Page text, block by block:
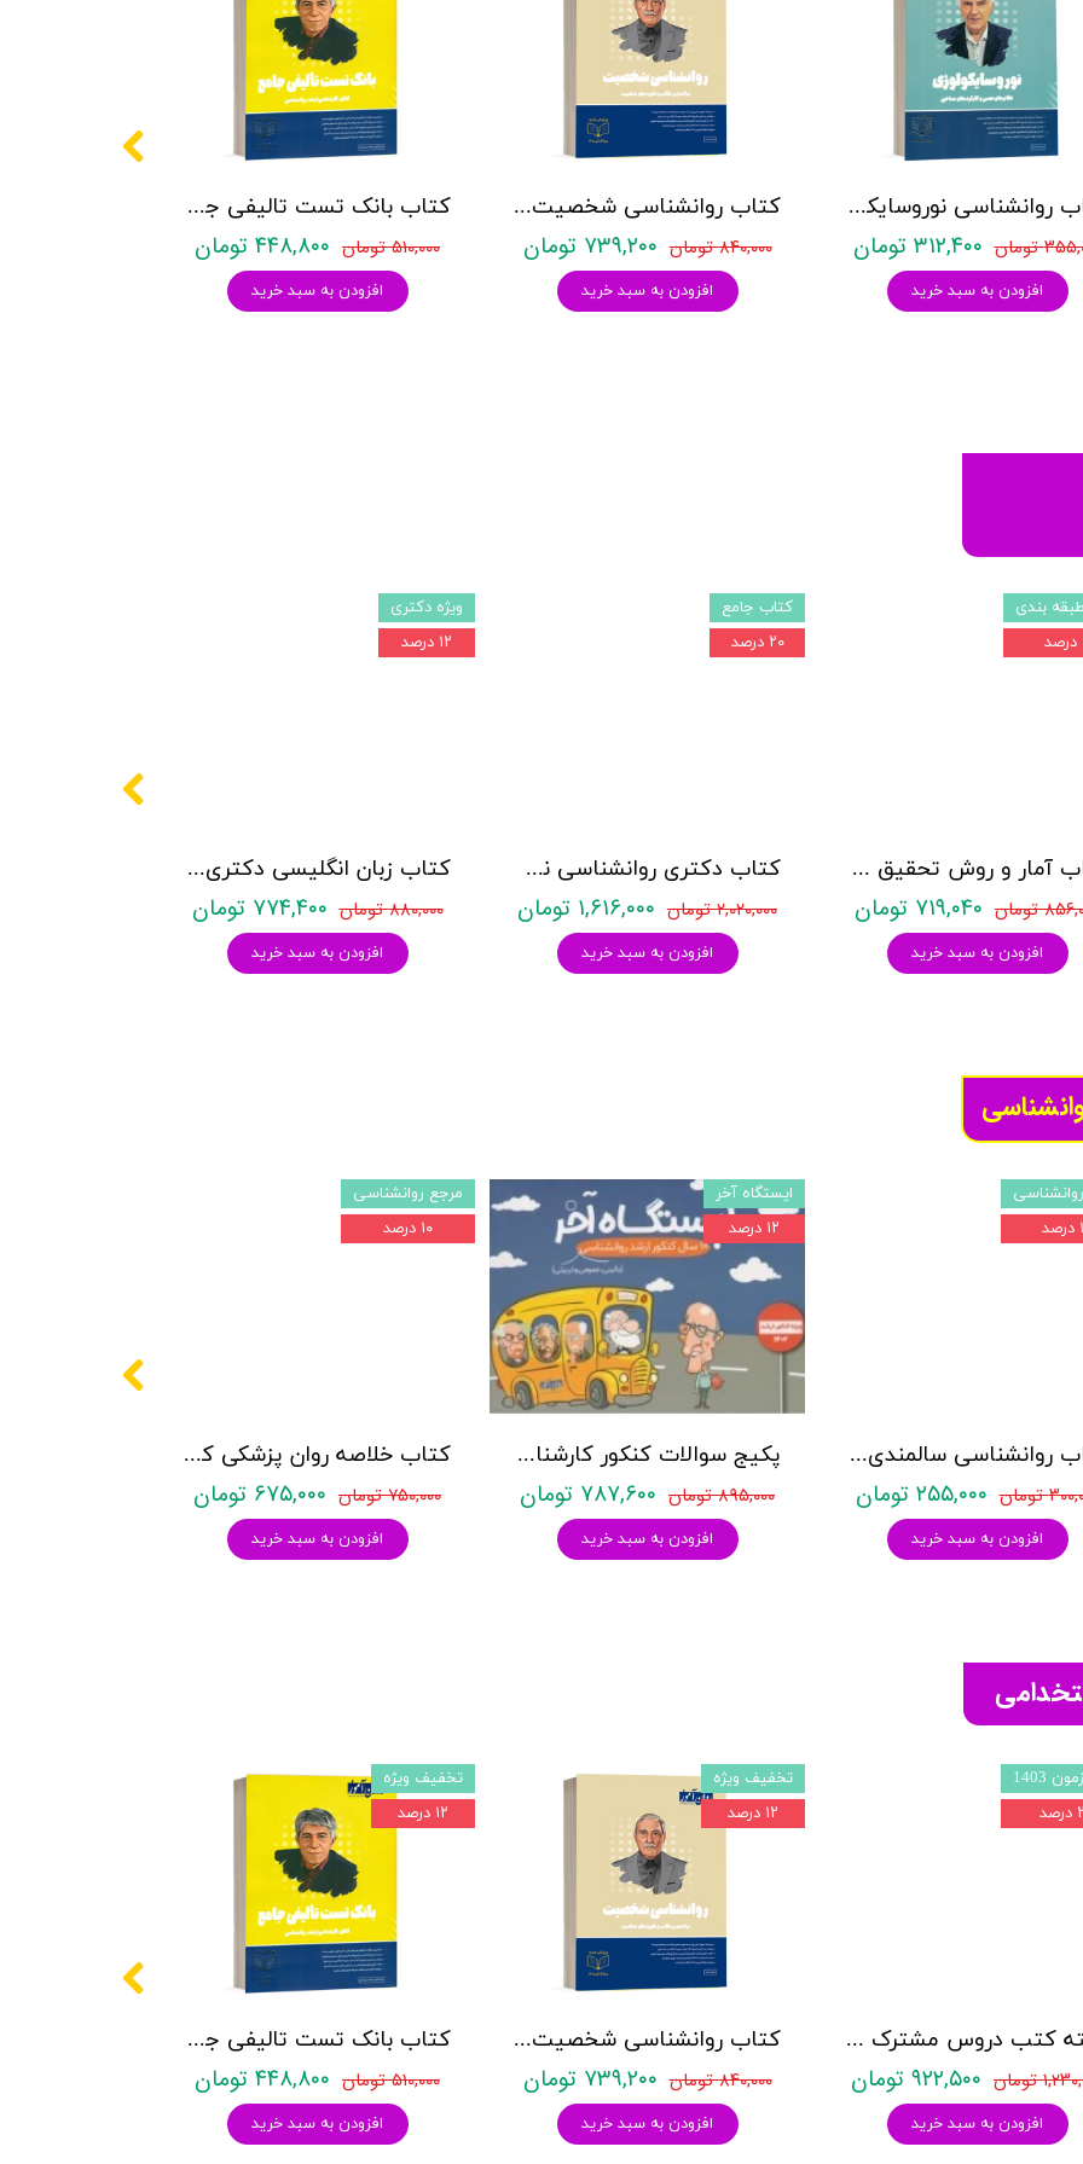
کتاب بانک تست تالیفی جامع روان آموز
۵۱۰,۰۰۰ تومان ۴۴۸,۸۰۰ تومان
افزودن به سبد خرید
کتاب روانشناسی شخصیت نشر روان آموز زهرا ساعدی
۸۴۰,۰۰۰ تومان ۷۳۹,۲۰۰ تومان
افزودن به سبد خرید
کتاب روانشناسی نوروسایکولوژی نشر روان آموز حمیده نامداری
تومان ۳۱۲,۴۰۰ تومان
افزودن به سبد خرید
کتاب زبان انگلیسی دکتری زیر ذره بین هادی جهانشاهی
۸۸۰,۰۰۰ تومان ۷۷۴,۴۰۰ تومان
افزودن به سبد خرید
ویژه دکتری
۱۲ درصد
کتاب دکتری روانشناسی نشر آراه - دو جلدی
۲,۰۲۰,۰۰۰ تومان ۱,۶۱۶,۰۰۰ تومان
افزودن به سبد خرید
کتاب جامع
۲۰ درصد
کتاب آمار و روش تحقیق مدرسان شریف
تومان ۷۱۹,۰۴۰ تومان
افزودن به سبد خرید
بندی
کتاب خلاصه روان پزشکی کاپلان و سادوک ویراست دوازدهم 2022 - جلد4- بنجامین جیمز سادوک ، ویرجینیا آلکوت سادوک ، پدرو روئیز - نشر ارجمند
۷۵۰,۰۰۰ تومان ۶۷۵,۰۰۰ تومان
افزودن به سبد خرید
مرجع روانشناسی
۱۰ درصد
پکیج سوالات کنکور کارشناسی ارشد روانشناسی (بالینی، عمومی و تربیتی) با پاسخنامه تشریحی روان آموز
۸۹۵,۰۰۰ تومان ۷۸۷,۶۰۰ تومان
افزودن به سبد خرید
ایستگاه آخر
۱۲ درصد
کتاب روانشناسی سالمندی - (2 كتاب در 1 جلد) - حمزه گنجی - نشر ساوالان
تومان ۲۵۵,۰۰۰ تومان
افزودن به سبد خرید
کتاب بانک تست تالیفی جامع روان آموز
۵۱۰,۰۰۰ تومان ۴۴۸,۸۰۰ تومان
افزودن به سبد خرید
تخفیف ویژه
۱۲ درصد
کتاب روانشناسی شخصیت نشر روان آموز زهرا ساعدی
۸۴۰,۰۰۰ تومان ۷۳۹,۲۰۰ تومان
افزودن به سبد خرید
تخفیف ویژه
۱۲ درصد
بسته کتب دروس مشترک عمومی اختصاصی آزمون استخدامی آموزش و پرورش نشر چهارخونه
تومان ۹۲۲,۵۰۰ تومان
افزودن به سبد خرید
1403